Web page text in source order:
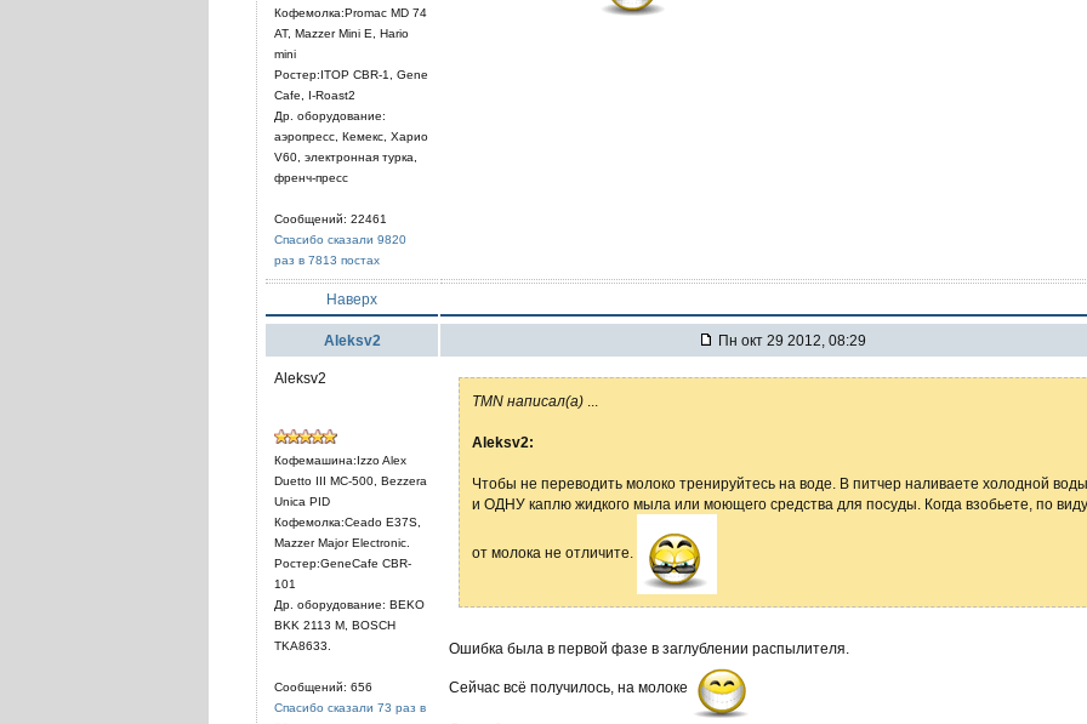
Кофемолка:Promac MD 74
AT, Mazzer Mini E, Hario
mini
Ростер:ITOP CBR-1, Gene
Cafe, I-Roast2
Др. оборудование:
аэропресс, Кемекс, Харио
V60, электронная турка,
френч-пресс
Сообщений: 22461
Спасибо сказали 9820
раз в 7813 постах
Наверх
Aleksv2 Пн окт 29 2012, 08:29
Aleksv2
Кофемашина:Izzo Alex
Duetto III МС-500, Bezzera
Unica PID
Кофемолка:Ceado E37S,
Mazzer Major Electronic.
Ростер:GeneCafe CBR-
101
Др. оборудование: BEKO
BKK 2113 M, BOSCH
TKA8633.
Сообщений: 656
Спасибо сказали 73 раз в
TMN написал(а)
Aleksv2:
Чтобы не переводить молоко тренируйтесь на воде. В питчер наливаете холодной воды
и ОДНУ каплю жидкого мыла или моющего средства для посуды. Когда взобьете, по виду
от молока не отличите.
Ошибка была в первой фазе в заглублении распылителя.
Сейчас всё получилось, на молоке